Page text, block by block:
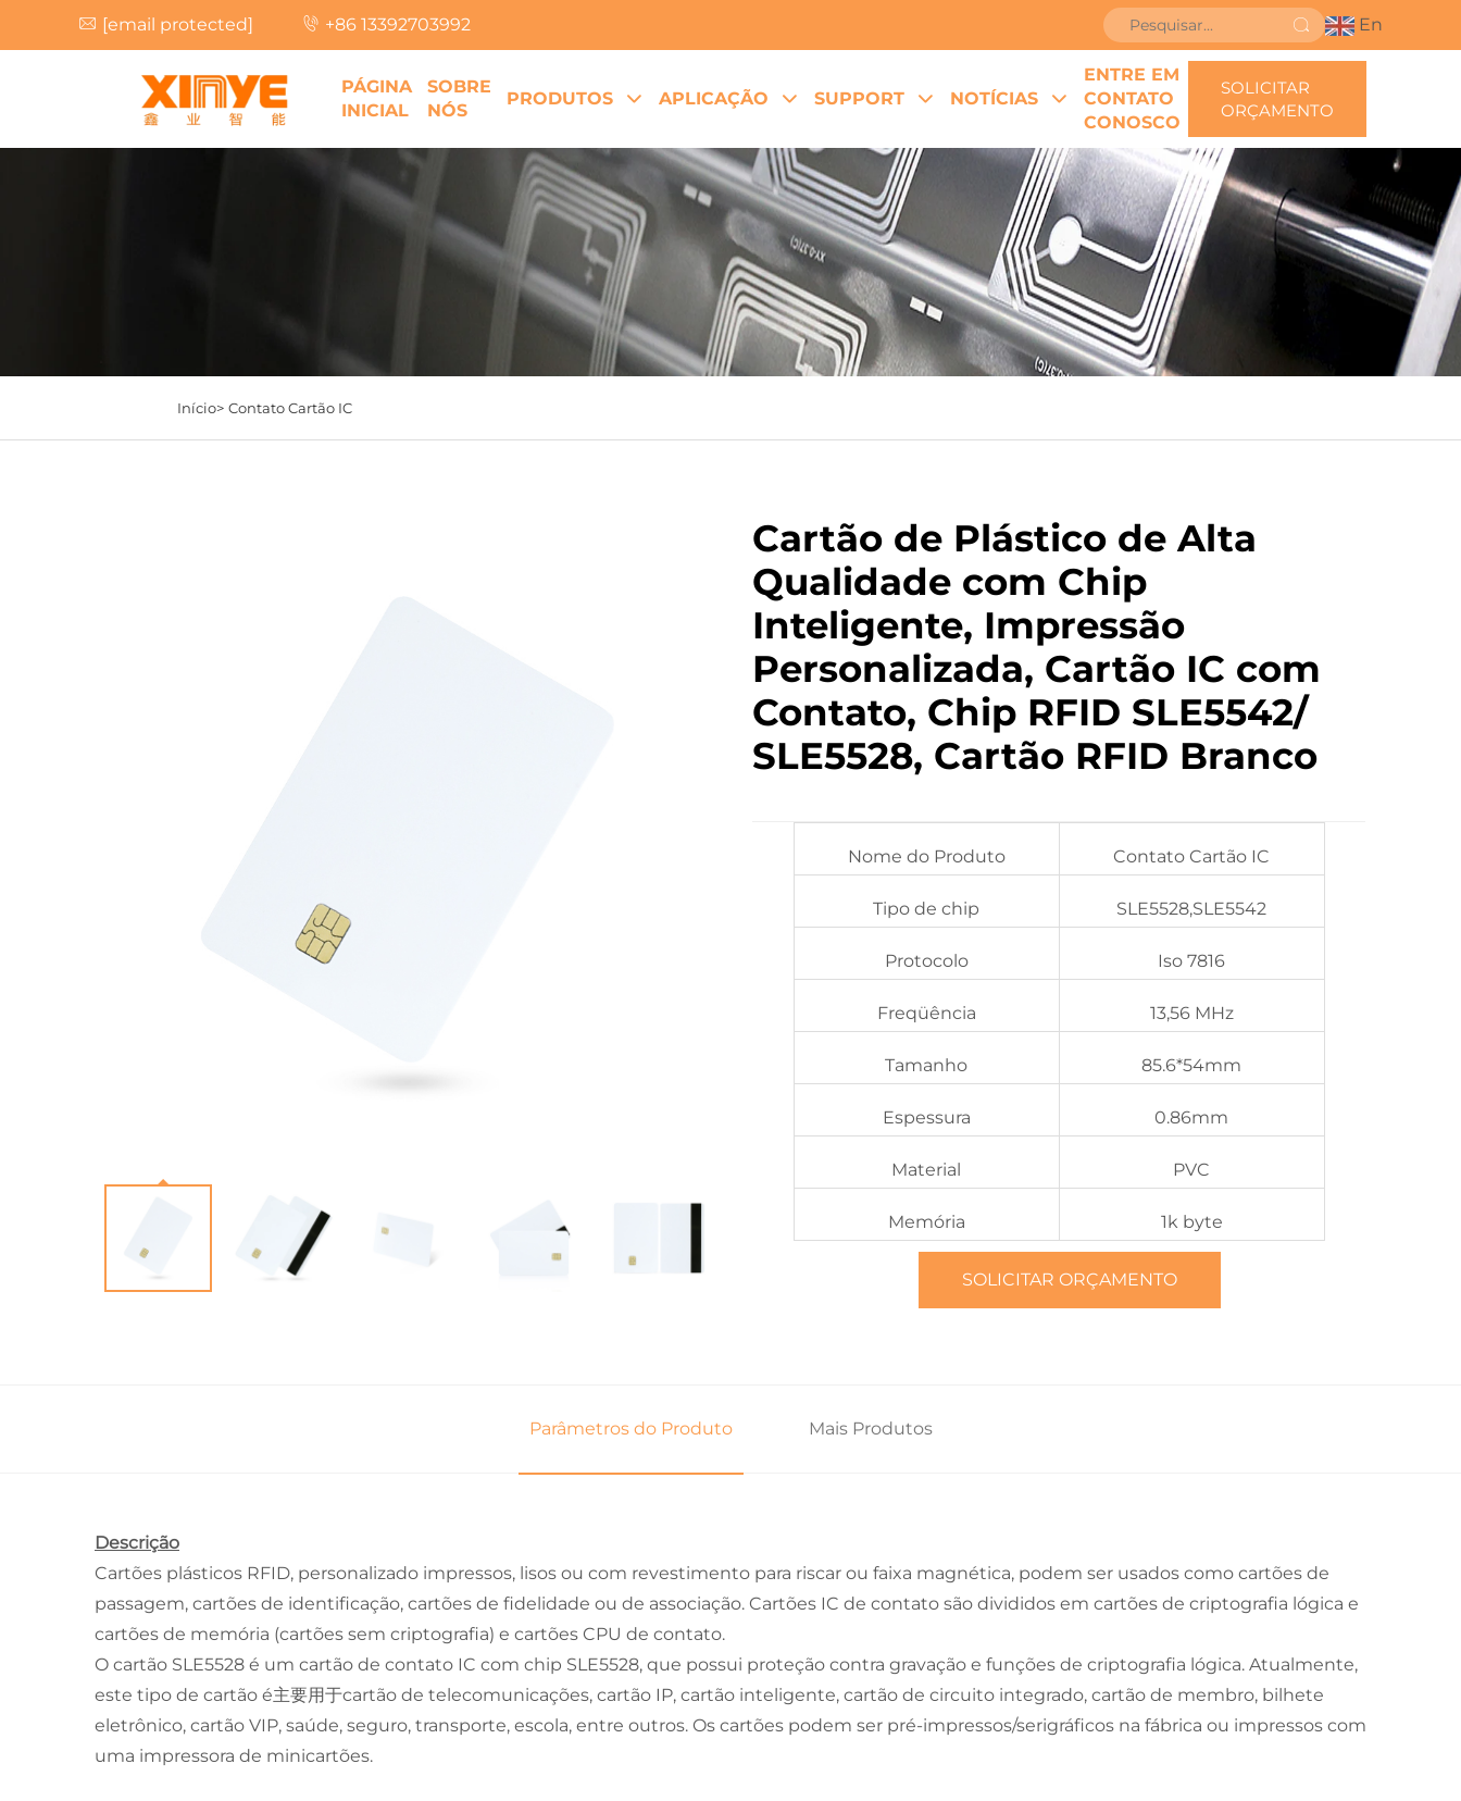
[email protected] +86 13392703992 En
PÁGINA
INICIAL
SOBRE
NÓS
PRODUTOS APLICAÇÃO SUPPORT NOTÍCIAS
ENTRE EM
CONTATO
CONOSCO
SOLICITAR
ORÇAMENTO
Início> Contato Cartão IC
Cartão de Plástico de Alta
Qualidade com Chip
Inteligente, Impressão
Personalizada, Cartão IC com
Contato, Chip RFID SLE5542/
SLE5528, Cartão RFID Branco
Nome do Produto Contato Cartão IC
Tipo de chip SLE5528,SLE5542
Protocolo Iso 7816
Freqüência 13,56 MHz
Tamanho 85.6*54mm
Espessura 0.86mm
Material PVC
Memória 1k byte
SOLICITAR ORÇAMENTO
Parâmetros do Produto Mais Produtos
Descrição
Cartões plásticos RFID, personalizado impressos, lisos ou com revestimento para riscar ou faixa magnética, podem ser usados como cartões de
passagem, cartões de identificação, cartões de fidelidade ou de associação. Cartões IC de contato são divididos em cartões de criptografia lógica e
cartões de memória (cartões sem criptografia) e cartões CPU de contato.
O cartão SLE5528 é um cartão de contato IC com chip SLE5528, que possui proteção contra gravação e funções de criptografia lógica. Atualmente,
este tipo de cartão é主要用于cartão de telecomunicações, cartão IP, cartão inteligente, cartão de circuito integrado, cartão de membro, bilhete
eletrônico, cartão VIP, saúde, seguro, transporte, escola, entre outros. Os cartões podem ser pré-impressos/serigráficos na fábrica ou impressos com
uma impressora de minicartões.